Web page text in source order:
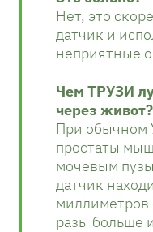
Нет, это
датчик и
неприятные
Чем ТРУЗИ
через живот?
При обычном
простаты
мочевым
датчик
миллиметров
разы больше